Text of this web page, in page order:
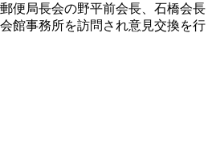
便局長会の野平前会長、石橋会長
館事務所を訪問され意見交換を行